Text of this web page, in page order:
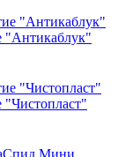
"Антикаблук"
"Чистопласт"